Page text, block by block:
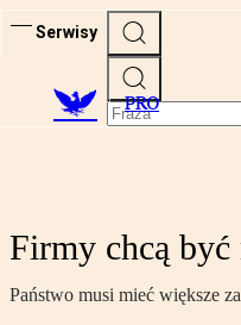
Serwisy
PRO
Firmy chcą być
Państwo musi mieć większe